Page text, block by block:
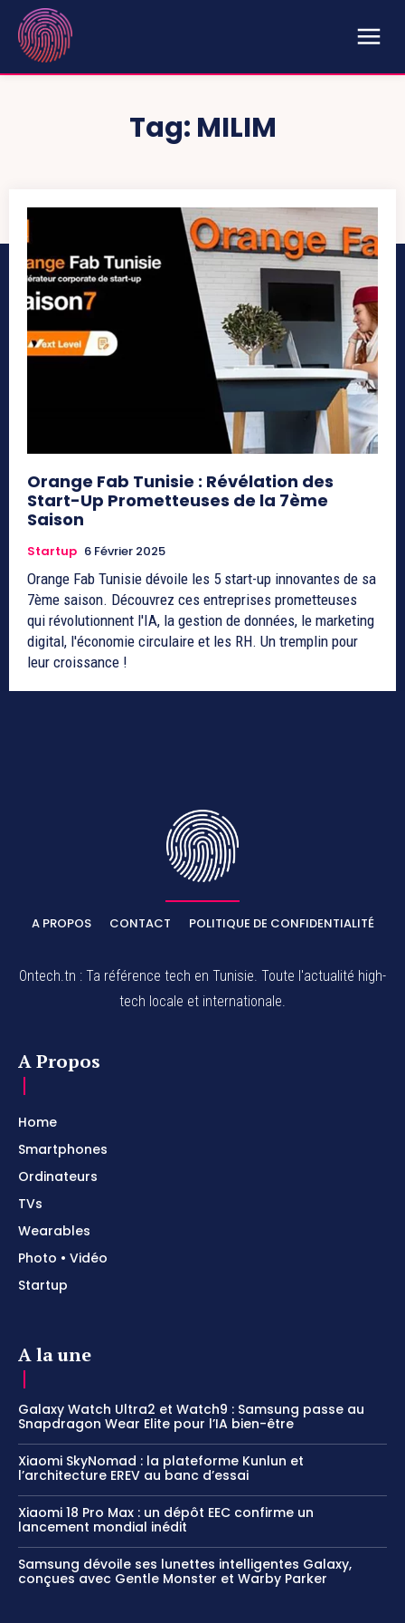
Tag: MILIM
Orange Fab Tunisie : Révélation des
Start-Up Prometteuses de la 7ème
Saison
Startup 6 Février 2025
Orange Fab Tunisie dévoile les 5 start-up innovantes de sa
7ème saison. Découvrez ces entreprises prometteuses
qui révolutionnent l'IA, la gestion de données, le marketing
digital, l'économie circulaire et les RH. Un tremplin pour
leur croissance !
A PROPOS CONTACT POLITIQUE DE CONFIDENTIALITÉ
Ontech.tn : Ta référence tech en Tunisie. Toute l'actualité high-
tech locale et internationale.
A Propos
Home
Smartphones
Ordinateurs
TVs
Wearables
Photo • Vidéo
Startup
A la une
Galaxy Watch Ultra2 et Watch9 : Samsung passe au
Snapdragon Wear Elite pour l’IA bien-être
Xiaomi SkyNomad : la plateforme Kunlun et
l’architecture EREV au banc d’essai
Xiaomi 18 Pro Max : un dépôt EEC confirme un
lancement mondial inédit
Samsung dévoile ses lunettes intelligentes Galaxy,
conçues avec Gentle Monster et Warby Parker